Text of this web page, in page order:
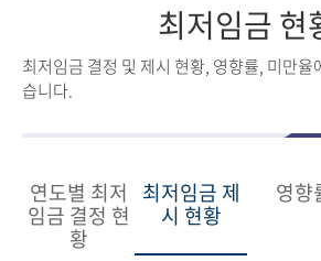
최저임금 현
최저임금 결정 및 제시 현황, 영향률, 미만율
습니다.
연도별 최저
임금 결정 현
황
최저임금 제
시 현황
영향